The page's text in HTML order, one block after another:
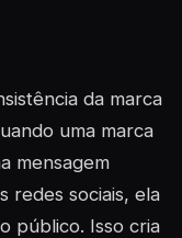
da marca
uma marca
mensagem
redes sociais, ela
público. Isso cria